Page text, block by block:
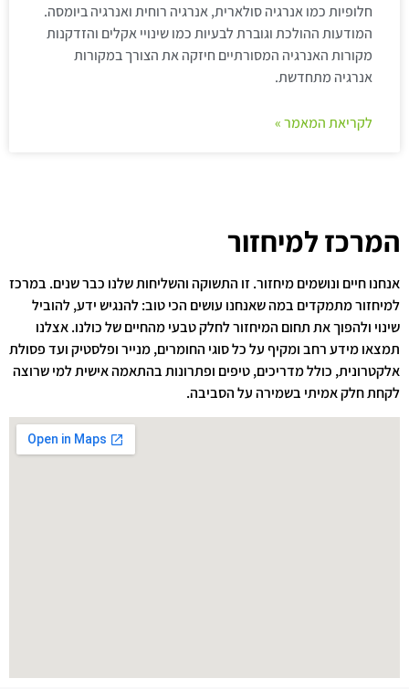
חלופיות כמו אנרגיה סולארית, אנרגיה רוחית ואנרגיה ביומסה.
המודעות ההולכת וגוברת לבעיות כמו שינויי אקלים והזדקנות
מקורות האנרגיה המסורתיים חיזקה את הצורך במקורות
אנרגיה מתחדשת.
לקריאת המאמר »
המרכז למיחזור
אנחנו חיים ונושמים מיחזור. זו התשוקה והשליחות שלנו כבר שנים. במרכז
למיחזור מתמקדים במה שאנחנו עושים הכי טוב: להנגיש ידע, להוביל
שינוי ולהפוך את תחום המיחזור לחלק טבעי מהחיים של כולנו. אצלנו
תמצאו מידע רחב ומקיף על כל סוגי החומרים, מנייר ופלסטיק ועד פסולת
אלקטרונית, כולל מדריכים, טיפים ופתרונות בהתאמה אישית למי שרוצה
לקחת חלק אמיתי בשמירה על הסביבה.